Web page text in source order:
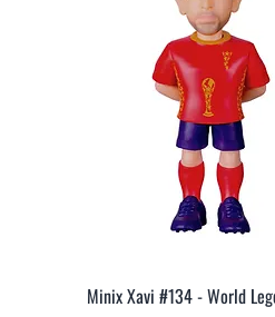
Vista rápida
Minix Xavi #134 - World